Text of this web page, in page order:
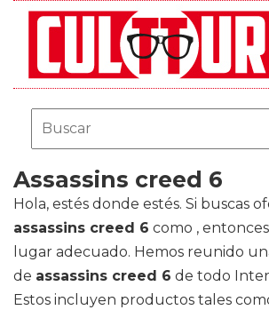
Assassins creed 6
Hola, estés donde estés. Si buscas
assassins creed 6 como ,
lugar adecuado. Hemos reunido
de assassins creed 6 de todo
Estos incluyen productos tales